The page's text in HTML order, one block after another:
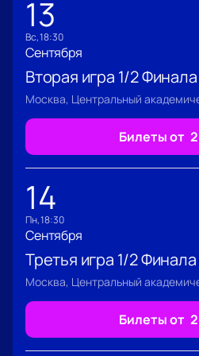
13
вс, 18:30
Сентября
Вторая игра 1/2
Билеты от
14
пн, 18:30
Сентября
Третья игра 1/2
Билеты от